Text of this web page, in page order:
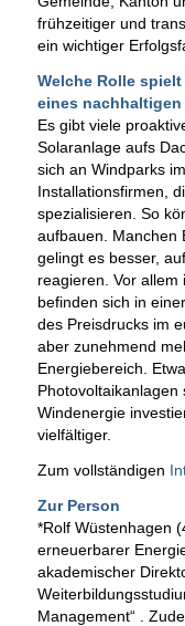
frühzeitiger und
ein wichtiger
Welche Rolle
eines nachhaltigen
Es gibt viele
Solaranlage aufs
sich an Windparks
Installationsfirmen,
spezialisieren. So
aufbauen. Manchen
gelingt es besser,
reagieren. Vor
befinden sich in
des Preisdrucks im
aber zunehmend
Energiebereich.
Windenergie
vielfältiger.
Zum vollständigen
Zur Person
*Rolf Wüstenhagen
erneuerbarer
akademischer
Management“ .